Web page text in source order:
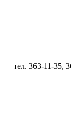
тел. 363-11-35,